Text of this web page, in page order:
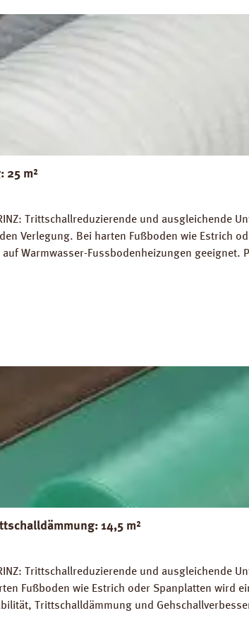
25 m²
Trittschallreduzierende und ausgleichende
Verlegung. Bei harten Fußboden wie Estrich
Warmwasser-Fussbodenheizungen
Trittschall-Verbesserung: 16 dB (ISO 140-8).
14,5 m²
Trittschallreduzierende und ausgleichende
Fußboden wie Estrich oder Spanplatten wird
Trittschalldämmung und
auf Warmwasser-Fussbodenheizungen